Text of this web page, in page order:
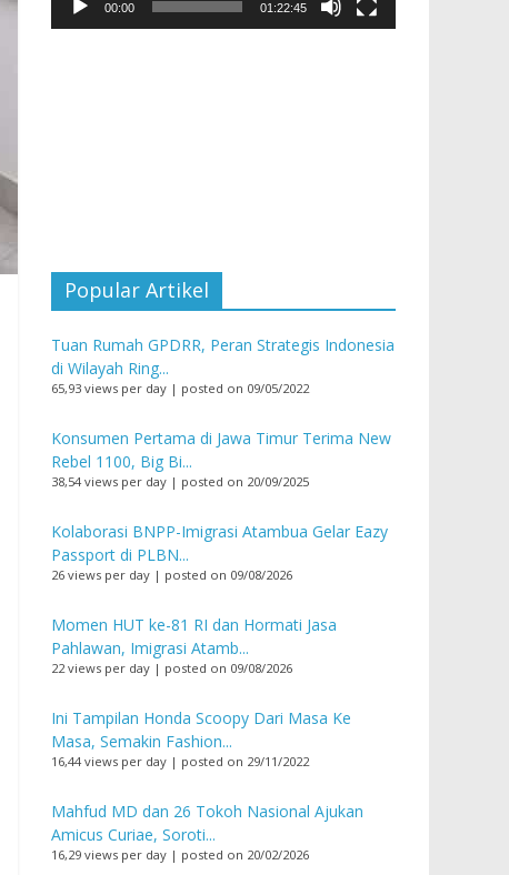
00:00 01:22:45
Popular Artikel
Tuan Rumah GPDRR, Peran Strategis Indonesia
di Wilayah Ring...
65,93 views per day | posted on 09/05/2022
Konsumen Pertama di Jawa Timur Terima New
Rebel 1100, Big Bi...
38,54 views per day | posted on 20/09/2025
Kolaborasi BNPP-Imigrasi Atambua Gelar Eazy
Passport di PLBN...
26 views per day | posted on 09/08/2026
Momen HUT ke-81 RI dan Hormati Jasa
Pahlawan, Imigrasi Atamb...
22 views per day | posted on 09/08/2026
Ini Tampilan Honda Scoopy Dari Masa Ke
Masa, Semakin Fashion...
16,44 views per day | posted on 29/11/2022
Mahfud MD dan 26 Tokoh Nasional Ajukan
Amicus Curiae, Soroti...
16,29 views per day | posted on 20/02/2026